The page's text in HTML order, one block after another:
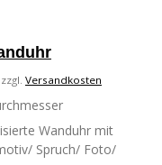
zzgl. Versandkosten
Wanduhr mit
Spruch/ Foto/